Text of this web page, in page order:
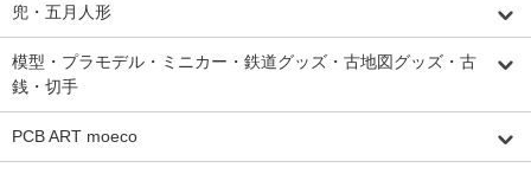
兜・五月人形
模型・プラモデル・ミニカー・鉄道グッズ・古地図グッズ・古
銭・切手
PCB ART moeco